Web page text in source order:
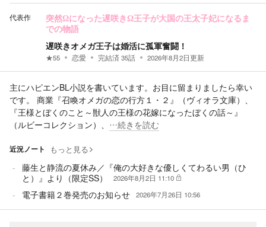
代表作
突然Ωになった遅咲きΩ王子が大国の王太子妃になるま
での物語
遅咲きオメガ王子は婚活に孤軍奮闘！
★55 恋愛 完結済35話 2026年8月2日更新
主にハピエンBL小説を書いています。お目に留まりましたら幸い
です。 商業『召喚オメガの恋の行方１・２』（ヴィオラ文庫）、
『王様とぼくのこと～獣人の王様の花嫁になったぼくの話～』
（ルビーコレクション）、 …続きを読む
近況ノート もっと見る
藤生と静流の夏休み／『俺の大好きな優しくてわるい男（ひ
と）』より（限定SS）
2026年8月2日 11:10
電子書籍２巻発売のお知らせ 2026年7月26日 10:56